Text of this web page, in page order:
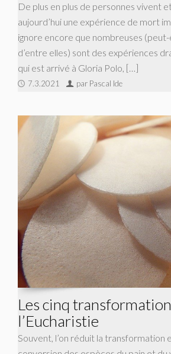
De plus en plus de personnes vivent
aujourd’hui une expérience de mort
ignore encore que nombreuses
d’entre elles) sont des expériences
qui est arrivé à Gloria Polo, […]
7.3.2021 par Pascal Ide
Les cinq
l’Eucharistie
Souvent, l’on réduit la transformation